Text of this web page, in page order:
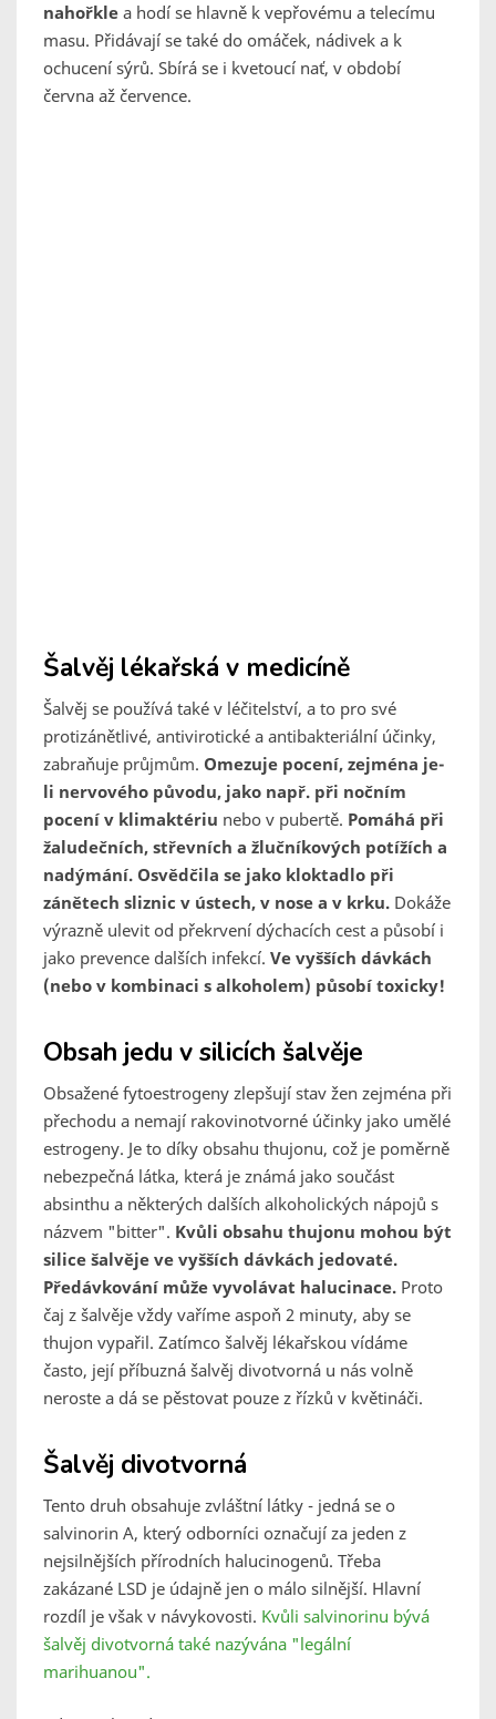
nahořkle a hodí se hlavně k vepřovému a telecímu
masu. Přidávají se také do omáček, nádivek a k
ochucení sýrů. Sbírá se i kvetoucí nať, v období
června až července.
Šalvěj lékařská v medicíně
Šalvěj se používá také v léčitelství, a to pro své
protizánětlivé, antivirotické a antibakteriální účinky,
zabraňuje průjmům. Omezuje pocení, zejména je-
li nervového původu, jako např. při nočním
pocení v klimaktériu nebo v pubertě. Pomáhá při
žaludečních, střevních a žlučníkových potížích a
nadýmání. Osvědčila se jako kloktadlo při
zánětech sliznic v ústech, v nose a v krku. Dokáže
výrazně ulevit od překrvení dýchacích cest a působí i
jako prevence dalších infekcí. Ve vyšších dávkách
(nebo v kombinaci s alkoholem) působí toxicky!
Obsah jedu v silicích šalvěje
Obsažené fytoestrogeny zlepšují stav žen zejména při
přechodu a nemají rakovinotvorné účinky jako umělé
estrogeny. Je to díky obsahu thujonu, což je poměrně
nebezpečná látka, která je známá jako součást
absinthu a některých dalších alkoholických nápojů s
názvem "bitter". Kvůli obsahu thujonu mohou být
silice šalvěje ve vyšších dávkách jedovaté.
Předávkování může vyvolávat halucinace. Proto
čaj z šalvěje vždy vaříme aspoň 2 minuty, aby se
thujon vypařil. Zatímco šalvěj lékařskou vídáme
často, její příbuzná šalvěj divotvorná u nás volně
neroste a dá se pěstovat pouze z řízků v květináči.
Šalvěj divotvorná
Tento druh obsahuje zvláštní látky - jedná se o
salvinorin A, který odborníci označují za jeden z
nejsilnějších přírodních halucinogenů. Třeba
zakázané LSD je údajně jen o málo silnější. Hlavní
rozdíl je však v návykovosti. Kvůli salvinorinu bývá
šalvěj divotvorná také nazývána "legální
marihuanou".